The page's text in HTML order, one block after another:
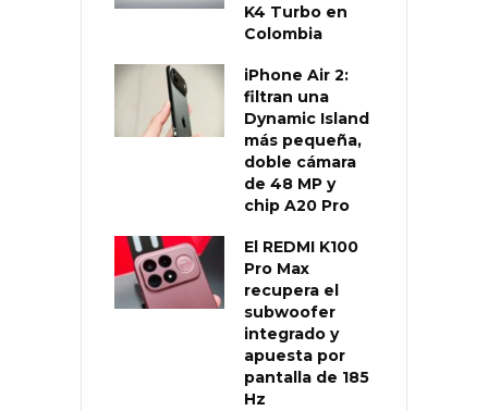
K4 Turbo en
Colombia
iPhone Air 2:
filtran una
Dynamic Island
más pequeña,
doble cámara
de 48 MP y
chip A20 Pro
El REDMI K100
Pro Max
recupera el
subwoofer
integrado y
apuesta por
pantalla de 185
Hz